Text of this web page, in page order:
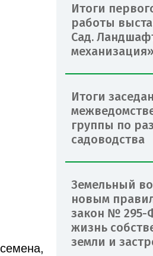
Итоги
работы
Сад.
механизация»
Итоги
группы по
садоводства
Земельный
новым
закон № 295-
жизнь
земли и